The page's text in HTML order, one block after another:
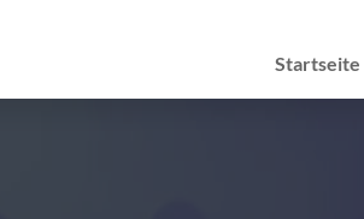
Startseite